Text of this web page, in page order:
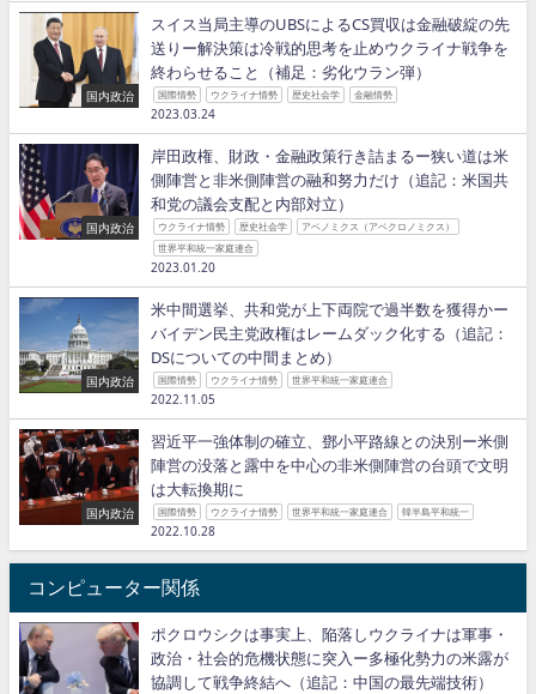
国内政治
スイス当局主導のUBSによるCS買収は金融破綻の先
送りー解決策は冷戦的思考を止めウクライナ戦争を
終わらせること（補足：劣化ウラン弾）
国際情勢 ウクライナ情勢 歴史社会学 金融情勢
2023.03.24
国内政治
岸田政権、財政・金融政策行き詰まるー狭い道は米
側陣営と非米側陣営の融和努力だけ（追記：米国共
和党の議会支配と内部対立）
ウクライナ情勢 歴史社会学
アベノミクス（アベクロノミクス）
世界平和統一家庭連合
2023.01.20
国内政治
米中間選挙、共和党が上下両院で過半数を獲得かー
バイデン民主党政権はレームダック化する（追記：
DSについての中間まとめ）
国際情勢 ウクライナ情勢 世界平和統一家庭連合
2022.11.05
国内政治
習近平一強体制の確立、鄧小平路線との決別ー米側
陣営の没落と露中を中心の非米側陣営の台頭で文明
は大転換期に
国際情勢 ウクライナ情勢 世界平和統一家庭連合 韓半島平和統一
2022.10.28
コンピューター関係
ポクロウシクは事実上、陥落しウクライナは軍事・
政治・社会的危機状態に突入ー多極化勢力の米露が
協調して戦争終結へ（追記：中国の最先端技術）